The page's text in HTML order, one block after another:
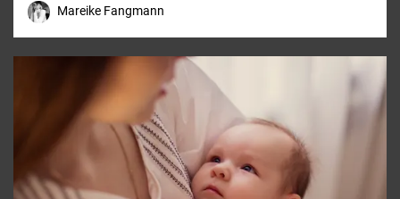
Mareike Fangmann